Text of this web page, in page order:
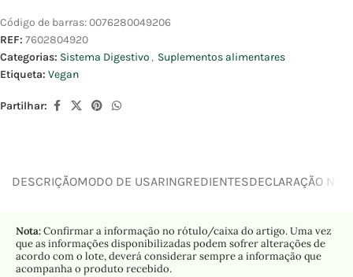
Código de barras:0076280049206
REF: 7602804920
Categorias: Sistema Digestivo , Suplementos alimentares
Etiqueta: Vegan
Partilhar:
DESCRIÇÃOMODO DE USARINGREDIENTESDECLARAÇÃO
Nota:Confirmar a informação no rótulo/caixa do artigo. Uma vez
que as informações disponibilizadas podem sofrer alterações de
acordo com o lote, deverá considerar sempre a informação que
acompanha o produto recebido.